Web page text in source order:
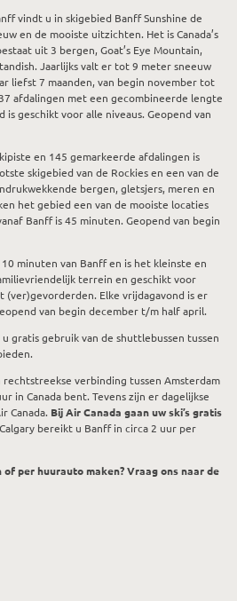
vindt u in skigebied Banff Sunshine de
en de mooiste uitzichten. Het is Canada’s
uit 3 bergen, Goat’s Eye Mountain,
Jaarlijks valt er tot 9 meter sneeuw
liefst 7 maanden, van begin november tot
afdalingen met een gecombineerde lengte
geschikt voor alle niveaus. Geopend van
en 145 gemarkeerde afdalingen is
skigebied van de Rockies en een van de
bergen, gletsjers, meren en
het gebied een van de mooiste locaties
Banff is 45 minuten. Geopend van begin
minuten van Banff en is het kleinste en
terrein en geschikt voor
(ver)gevorderden. Elke vrijdagavond is er
van begin december t/m half april.
gratis gebruik van de shuttlebussen tussen
verbinding tussen Amsterdam
in Canada bent. Tevens zijn er dagelijkse
Canada. Bij Air Canada gaan uw ski’s gratis
bereikt u Banff in circa 2 uur per
per huurauto maken? Vraag ons naar de